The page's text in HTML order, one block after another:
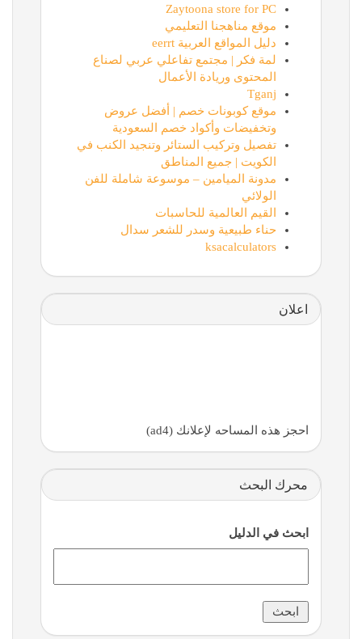
Zaytoona store for PC
موقع مناهجنا التعليمي
دليل المواقع العربية eerrt
لمة فكر | مجتمع تفاعلي عربي لصناع
المحتوى وريادة الأعمال
Tganj
موقع كوبونات خصم | أفضل عروض
وتخفيضات وأكواد خصم السعودية
تفصيل وتركيب الستائر وتنجيد الكنب في
الكويت | جميع المناطق
مدونة الميامين – موسوعة شاملة للفن
الولائي
القيم العالمية للحاسبات
حناء طبيعية وسدر للشعر سدال
ksacalculators
اعلان
احجز هذه المساحه لإعلانك (ad4)
محرك البحث
ابحث في الدليل